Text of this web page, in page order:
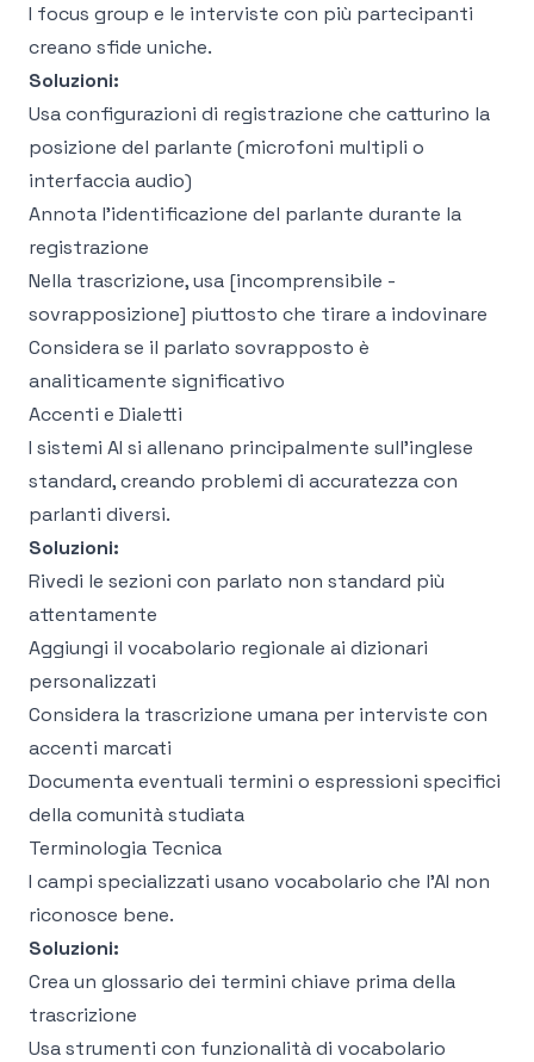
I focus group e le interviste con più partecipanti
creano sfide uniche.
Soluzioni:
Usa configurazioni di registrazione che catturino la
posizione del parlante (microfoni multipli o
interfaccia audio)
Annota l'identificazione del parlante durante la
registrazione
Nella trascrizione, usa [incomprensibile -
sovrapposizione] piuttosto che tirare a indovinare
Considera se il parlato sovrapposto è
analiticamente significativo
Accenti e Dialetti
I sistemi AI si allenano principalmente sull'inglese
standard, creando problemi di accuratezza con
parlanti diversi.
Soluzioni:
Rivedi le sezioni con parlato non standard più
attentamente
Aggiungi il vocabolario regionale ai dizionari
personalizzati
Considera la trascrizione umana per interviste con
accenti marcati
Documenta eventuali termini o espressioni specifici
della comunità studiata
Terminologia Tecnica
I campi specializzati usano vocabolario che l'AI non
riconosce bene.
Soluzioni:
Crea un glossario dei termini chiave prima della
trascrizione
Usa strumenti con funzionalità di vocabolario